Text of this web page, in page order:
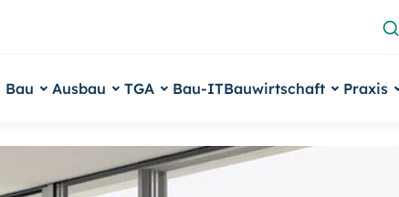
Bau Ausbau TGA Bau-ITBauwirtschaft Praxis